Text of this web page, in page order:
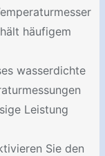
häufigem
wasserdichte
Leistung
Sie den